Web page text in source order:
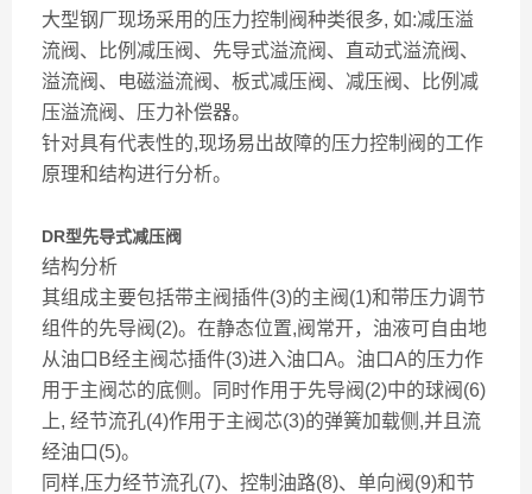
大型钢厂现场采用的压力控制阀种类很多, 如:减压溢
流阀、比例减压阀、先导式溢流阀、直动式溢流阀、
溢流阀、电磁溢流阀、板式减压阀、减压阀、比例减
压溢流阀、压力补偿器。
针对具有代表性的,现场易出故障的压力控制阀的工作
原理和结构进行分析。
DR型先导式减压阀
结构分析
其组成主要包括带主阀插件(3)的主阀(1)和带压力调节
组件的先导阀(2)。在静态位置,阀常开，油液可自由地
从油口B经主阀芯插件(3)进入油口A。油口A的压力作
用于主阀芯的底侧。同时作用于先导阀(2)中的球阀(6)
上, 经节流孔(4)作用于主阀芯(3)的弹簧加载侧,并且流
经油口(5)。
同样,压力经节流孔(7)、控制油路(8)、单向阀(9)和节